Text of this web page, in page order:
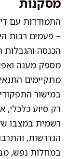
התמודדות עם
– פעמים רבות
הכנסה
מספק מענה
מתקיימים
במישור
רק סיוע
רשמית במצבו
הנדרשות,
במחלות נפש,